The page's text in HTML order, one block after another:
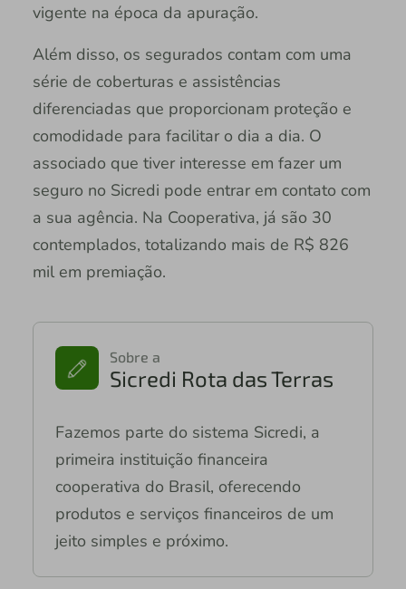
vigente na época da apuração.
Além disso, os segurados contam com uma
série de coberturas e assistências
diferenciadas que proporcionam proteção e
comodidade para facilitar o dia a dia. O
associado que tiver interesse em fazer um
seguro no Sicredi pode entrar em contato com
a sua agência. Na Cooperativa, já são 30
contemplados, totalizando mais de R$ 826
mil em premiação.
Sobre a
Sicredi Rota das Terras
Fazemos parte do sistema Sicredi, a
primeira instituição financeira
cooperativa do Brasil, oferecendo
produtos e serviços financeiros de um
jeito simples e próximo.